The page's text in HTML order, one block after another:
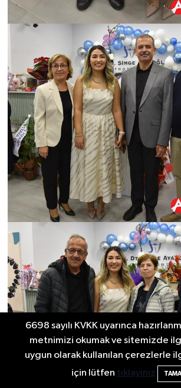
6698 sayılı KVKK uyarınca
metnimizi okumak ve sitemizde
uygun olarak kullanılan çerezlerle
için lütfen tıklayınız